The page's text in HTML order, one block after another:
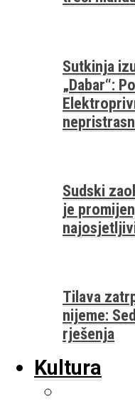
Sutkinja
„Dabar“:
Sudski
je
Tilava
nijeme:
rješenja
Kultura